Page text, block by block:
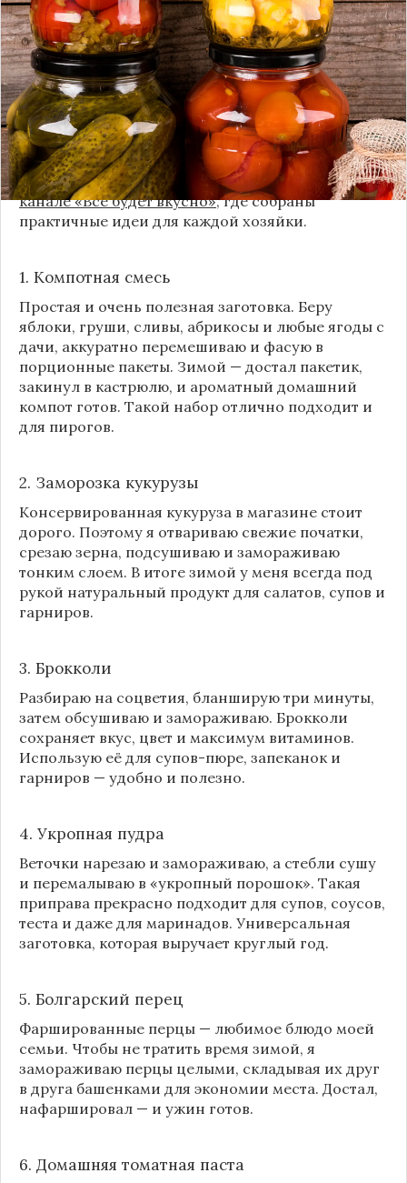
витаминов. Закатки в банки — это, безусловно,
классика, которая никуда не уходит из нашей
жизни. Но современный подход к хранению
продуктов показывает, что есть и более простые,
быстрые и удобные способы.
Сегодня я делюсь своими любимыми рецептами
без банок и долгих стерилизаций. Подробнее и с
пошаговыми инструкциями их можно найти на
канале «Все будет вкусно», где собраны
практичные идеи для каждой хозяйки.
1. Компотная смесь
Простая и очень полезная заготовка. Беру
яблоки, груши, сливы, абрикосы и любые ягоды с
дачи, аккуратно перемешиваю и фасую в
порционные пакеты. Зимой — достал пакетик,
закинул в кастрюлю, и ароматный домашний
компот готов. Такой набор отлично подходит и
для пирогов.
2. Заморозка кукурузы
Консервированная кукуруза в магазине стоит
дорого. Поэтому я отвариваю свежие початки,
срезаю зерна, подсушиваю и замораживаю
тонким слоем. В итоге зимой у меня всегда под
рукой натуральный продукт для салатов, супов и
гарниров.
3. Брокколи
Разбираю на соцветия, бланширую три минуты,
затем обсушиваю и замораживаю. Брокколи
сохраняет вкус, цвет и максимум витаминов.
Использую её для супов-пюре, запеканок и
гарниров — удобно и полезно.
4. Укропная пудра
Веточки нарезаю и замораживаю, а стебли сушу
и перемалываю в «укропный порошок». Такая
приправа прекрасно подходит для супов, соусов,
теста и даже для маринадов. Универсальная
заготовка, которая выручает круглый год.
5. Болгарский перец
Фаршированные перцы — любимое блюдо моей
семьи. Чтобы не тратить время зимой, я
замораживаю перцы целыми, складывая их друг
в друга башенками для экономии места. Достал,
нафаршировал — и ужин готов.
6. Домашняя томатная паста